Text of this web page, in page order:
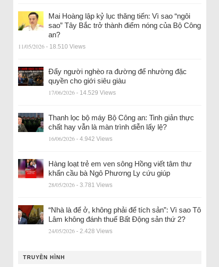
Mai Hoàng lập kỷ lục thăng tiến: Vì sao “ngôi
sao” Tây Bắc trở thành điểm nóng của Bộ Công
an?
11/05/2026 - 18.510 Views
Đẩy người nghèo ra đường để nhường đặc
quyền cho giới siêu giàu
17/06/2026 - 14.529 Views
Thanh lọc bộ máy Bộ Công an: Tinh giản thực
chất hay vẫn là màn trình diễn lấy lệ?
16/06/2026 - 4.942 Views
Hàng loạt trẻ em ven sông Hồng viết tâm thư
khẩn cầu bà Ngô Phương Ly cứu giúp
28/05/2026 - 3.781 Views
“Nhà là để ở, không phải để tích sản”: Vì sao Tô
Lâm không đánh thuế Bất Động sản thứ 2?
24/05/2026 - 2.428 Views
TRUYỀN HÌNH